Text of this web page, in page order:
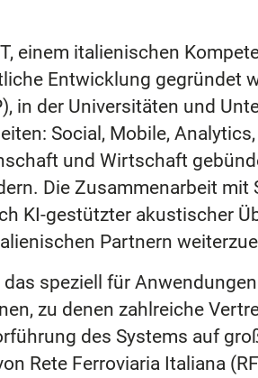
einem italienischen
Entwicklung gegründet
in der Universitäten und
Social, Mobile,
und Wirtschaft
Die Zusammenarbeit mit
KI-gestützter akustischer
Partnern
speziell für
zu denen zahlreiche
des Systems auf
Rete Ferroviaria Italiana